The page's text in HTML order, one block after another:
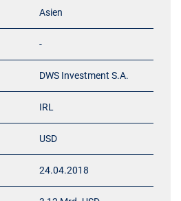
Asien
-
DWS Investment S.A.
IRL
USD
24.04.2018